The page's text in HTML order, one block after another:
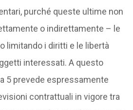
purché queste ultime non
o indirettamente – le
limitando i diritti e le libertà
interessati. A questo
5 prevede espressamente
contrattuali in vigore tra